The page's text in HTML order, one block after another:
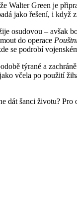
Walter Green je
jako řešení, i když
osudovou – avšak
do operace
se podrobí
týrané a
včela po použití
dát šanci životu?